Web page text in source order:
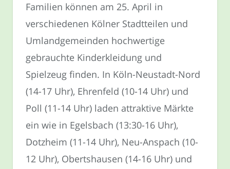
Familien können am 25. April in
verschiedenen Kölner Stadtteilen und
Umlandgemeinden hochwertige
gebrauchte Kinderkleidung und
Spielzeug finden. In Köln-Neustadt-Nord
(14-17 Uhr), Ehrenfeld (10-14 Uhr) und
Poll (11-14 Uhr) laden attraktive Märkte
ein wie in Egelsbach (13:30-16 Uhr),
Dotzheim (11-14 Uhr), Neu-Anspach (10-
12 Uhr), Obertshausen (14-16 Uhr) und